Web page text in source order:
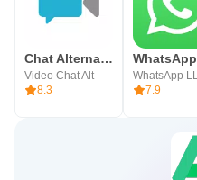
Chat Alternative — android app
Video Chat Alt
8.3
WhatsApp
7.9